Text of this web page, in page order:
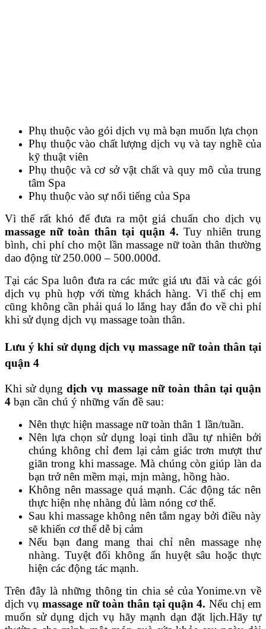
Phụ thuộc vào gói dịch vụ mà bạn muốn lựa chọn
Phụ thuộc vào chất lượng dịch vụ và tay nghề của
kỹ thuật viên
Phụ thuộc và cơ sở vật chất và quy mô của trung
tâm Spa
Phụ thuộc vào sự nổi tiếng của Spa
Vì thế rất khó để đưa ra một giá chuẩn cho dịch vụ
massage nữ toàn thân tại quận 4. Tuy nhiên trung
bình, chi phí cho một lần massage nữ toàn thân thường
dao động từ 250.000 – 500.000đ.
Tại các Spa luôn đưa ra các mức giá ưu đãi và các gói
dịch vụ phù hợp với từng khách hàng. Vì thế chị em
cũng không cần phải quá lo lắng hay đắn đo về chi phí
khi sử dụng dịch vụ massage toàn thân.
Lưu ý khi sử dụng dịch vụ massage nữ toàn thân tại
quận 4
Khi sử dụngdịch vụ massage nữ toàn thân tại quận
4 bạn cần chú ý những vấn đề sau:
Nên thực hiện massage nữ toàn thân 1 lần/tuần.
Nên lựa chọn sử dụng loại tinh dầu tự nhiên bởi
chúng không chỉ đem lại cảm giác trơn mượt thư
giãn trong khi massage. Mà chúng còn giúp làn da
bạn trở nên mềm mại, mịn màng, hồng hào.
Không nên massage quá mạnh. Các động tác nên
thực hiện nhẹ nhàng đủ làm nóng cơ thể.
Sau khi massage không nên tắm ngay bởi điều này
sẽ khiến cơ thể dễ bị cảm
Nếu bạn đang mang thai chỉ nên massage nhẹ
nhàng. Tuyệt đối không ấn huyệt sâu hoặc thực
hiện các động tác mạnh.
Trên đây là những thông tin chia sẻ của Yonime.vn về
dịch vụmassage nữ toàn thân tại quận 4. Nếu chị em
muốn sử dụng dịch vụ hãy mạnh dạn đặt lịch.Hãy tự